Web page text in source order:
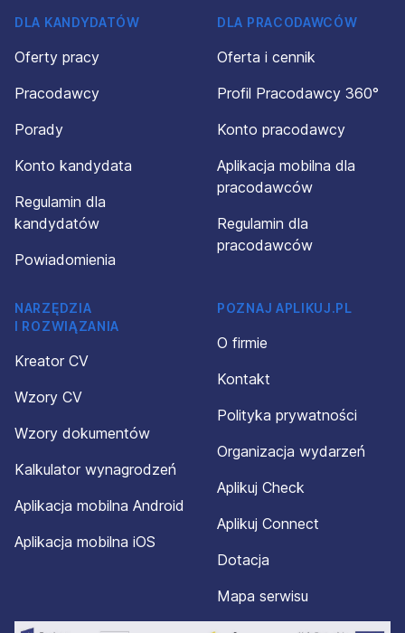
DLA KANDYDATÓW
Oferty pracy
Pracodawcy
Porady
Konto kandydata
Regulamin dla
kandydatów
Powiadomienia
DLA PRACODAWCÓW
Oferta i cennik
Profil Pracodawcy 360°
Konto pracodawcy
Aplikacja mobilna dla
pracodawców
Regulamin dla
pracodawców
NARZĘDZIA
I ROZWIĄZANIA
Kreator CV
Wzory CV
Wzory dokumentów
Kalkulator wynagrodzeń
Aplikacja mobilna Android
Aplikacja mobilna iOS
POZNAJ APLIKUJ.PL
O firmie
Kontakt
Polityka prywatności
Organizacja wydarzeń
Aplikuj Check
Aplikuj Connect
Dotacja
Mapa serwisu